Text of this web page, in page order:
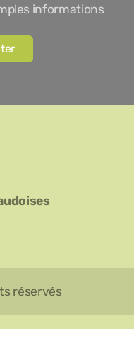
informations
réservés